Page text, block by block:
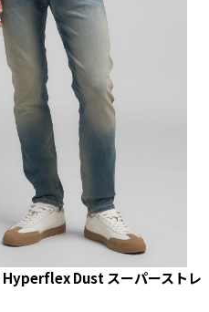
Hyperflex Dust スーパーストレ